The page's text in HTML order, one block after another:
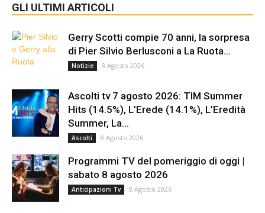
GLI ULTIMI ARTICOLI
Gerry Scotti compie 70 anni, la sorpresa
di Pier Silvio Berlusconi a La Ruota...
Notizie 8 Agosto 2026
Ascolti tv 7 agosto 2026: TIM Summer
Hits (14.5%), L’Erede (14.1%), L’Eredità
Summer, La...
Ascolti 8 Agosto 2026
Programmi TV del pomeriggio di oggi |
sabato 8 agosto 2026
Anticipazioni Tv 8 Agosto 2026